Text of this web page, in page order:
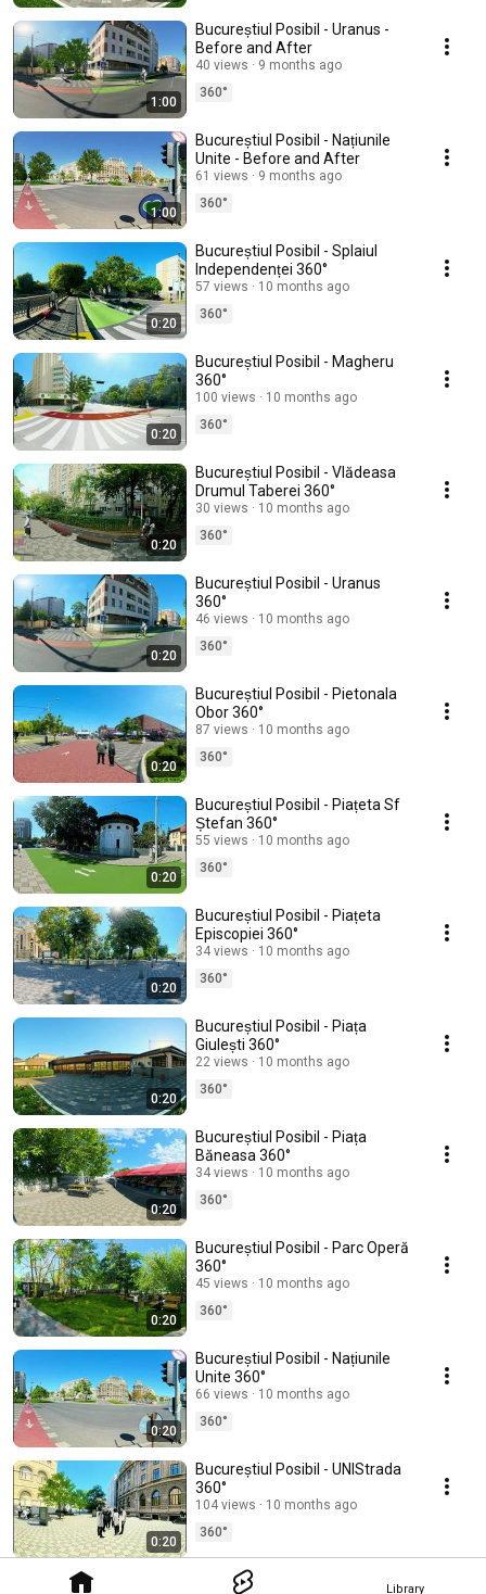
Library
1:00
Bucureștiul Posibil - Uranus -
Before and After
40 views
9 months ago
360°
1:00
Bucureștiul Posibil - Națiunile
Unite - Before and After
61 views
9 months ago
360°
0:20
Bucureștiul Posibil - Splaiul
Independenței 360°
57 views
10 months ago
360°
0:20
Bucureștiul Posibil - Magheru
360°
100 views
10 months ago
360°
0:20
Bucureștiul Posibil - Vlădeasa
Drumul Taberei 360°
30 views
10 months ago
360°
0:20
Bucureștiul Posibil - Uranus
360°
46 views
10 months ago
360°
0:20
Bucureștiul Posibil - Pietonala
Obor 360°
87 views
10 months ago
360°
0:20
Bucureștiul Posibil - Piațeta Sf
Ștefan 360°
55 views
10 months ago
360°
0:20
Bucureștiul Posibil - Piațeta
Episcopiei 360°
34 views
10 months ago
360°
0:20
Bucureștiul Posibil - Piața
Giulești 360°
22 views
10 months ago
360°
0:20
Bucureștiul Posibil - Piața
Băneasa 360°
34 views
10 months ago
360°
0:20
Bucureștiul Posibil - Parc Operă
360°
45 views
10 months ago
360°
0:20
Bucureștiul Posibil - Națiunile
Unite 360°
66 views
10 months ago
360°
0:20
Bucureștiul Posibil - UNIStrada
360°
104 views
10 months ago
360°